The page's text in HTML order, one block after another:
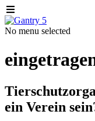
No menu selected
ein Verein